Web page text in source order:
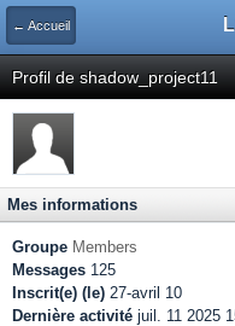
← Accueil
Profil de shadow_project11
Mes informations
Groupe Members
Messages 125
Inscrit(e) (le) 27-avril 10
Dernière activité juil. 11 2025